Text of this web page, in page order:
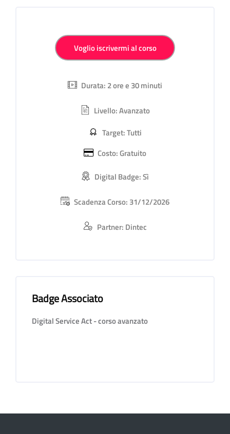
Voglio iscrivermi al corso
Durata: 2 ore e 30 minuti
Livello: Avanzato
Target: Tutti
Costo: Gratuito
Digital Badge: Sì
Scadenza Corso: 31/12/2026
Partner: Dintec
Salta Badge Associato
Badge Associato
Digital Service Act - corso avanzato